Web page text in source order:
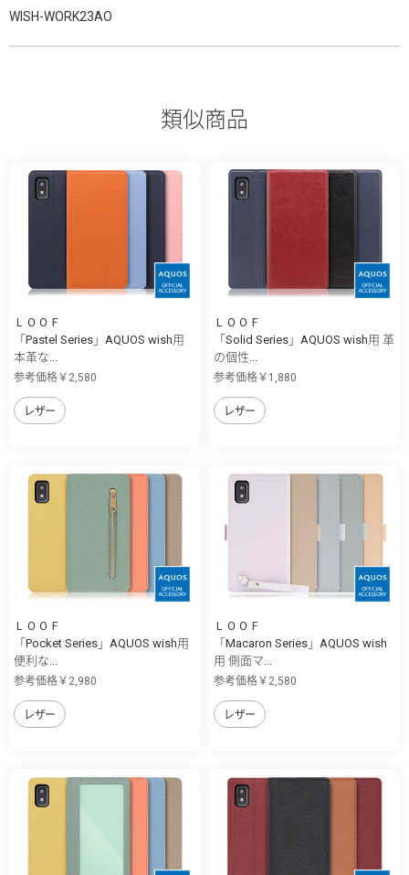
WISH-WORK23AO
類似商品
ＬＯＯＦ
「Pastel Series」AQUOS wish用
本革な...
参考価格￥2,580
レザー
ＬＯＯＦ
「Solid Series」AQUOS wish用 革
の個性...
参考価格￥1,880
レザー
ＬＯＯＦ
「Pocket Series」AQUOS wish用
便利な...
参考価格￥2,980
レザー
ＬＯＯＦ
「Macaron Series」AQUOS wish
用 側面マ...
参考価格￥2,580
レザー